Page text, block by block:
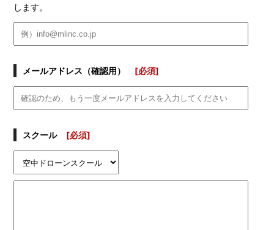
します。
メールアドレス（確認用） [必須]
スクール [必須]